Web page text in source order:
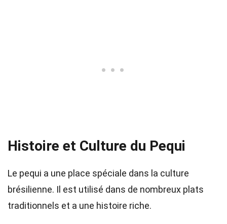
Histoire et Culture du Pequi
Le pequi a une place spéciale dans la culture
brésilienne. Il est utilisé dans de nombreux plats
traditionnels et a une histoire riche.